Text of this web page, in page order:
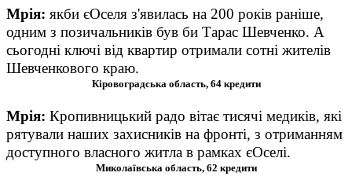
Мрія: якби єОселя з'явилась на 200 років раніше,
одним з позичальників був би Тарас Шевченко. А
сьогодні ключі від квартир отримали сотні жителів
Шевченкового краю.
Кіровоградська область, 64 кредити
Мрія: Кропивницький радо вітає тисячі медиків, які
рятували наших захисників на фронті, з отриманням
доступного власного житла в рамках єОселі.
Миколаївська область, 62 кредити